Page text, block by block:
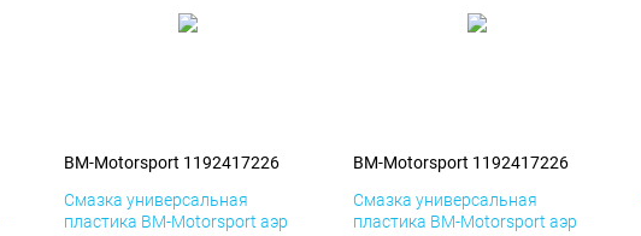
BM-Motorsport 1192417226
Смазка универсальная
пластика BM-Motorsport аэр
BM-Motorsport 1192417226
Смазка универсальная
пластика BM-Motorsport аэр